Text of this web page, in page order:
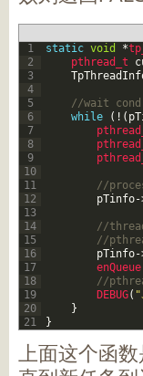
1
2
3
4
5
6
7
8
9
10
11
12
13
14
15
16
17
18
19
20
21
static void *
pthread_t
//wait
while
( ! (
//
pTinfo-
//
//
pTinfo-
enQueue
//
DEBUG(
}
}
上面这个函